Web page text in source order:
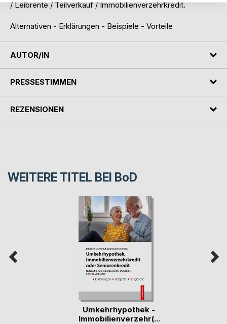
/ Leibrente / Teilverkauf / Immobilienverzehrkredit.
Alternativen - Erklärungen - Beispiele - Vorteile
AUTOR/IN
PRESSESTIMMEN
REZENSIONEN
WEITERE TITEL BEI BoD
Umkehrhypothek -
Immobilienverzehr(...)